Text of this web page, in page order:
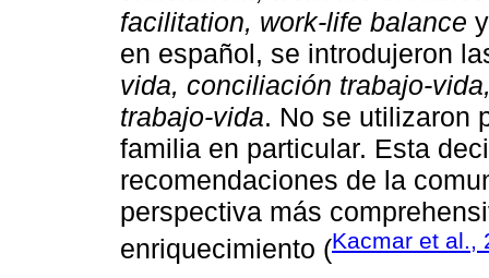
facilitation, work-life balance
en español, se introdujeron
vida, conciliación trabajo-
trabajo-vida. No se utilizaron
familia en particular. Esta
recomendaciones de la
perspectiva más
enriquecimiento (Kacmar et al.,